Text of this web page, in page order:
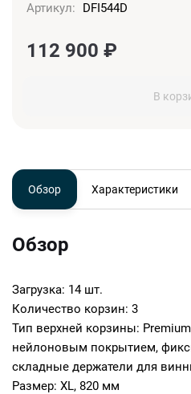
Артикул: DFI544D
112 900 ₽
В
Обзор Характеристики
Обзор
Загрузка: 14 шт.
Количество корзин: 3
Тип верхней корзины:
нейлоновым покрытием,
складные держатели для
Размер: XL, 820 мм